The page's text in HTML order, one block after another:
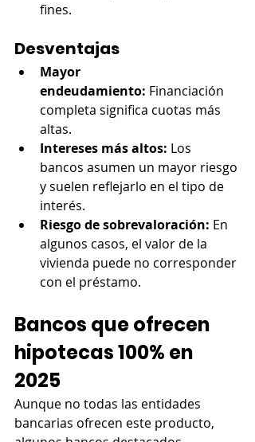
fines.
Desventajas
Mayor
endeudamiento: Financiación
completa significa cuotas más
altas.
Intereses más altos: Los
bancos asumen un mayor riesgo
y suelen reflejarlo en el tipo de
interés.
Riesgo de sobrevaloración: En
algunos casos, el valor de la
vivienda puede no corresponder
con el préstamo.
Bancos que ofrecen
hipotecas 100% en
2025
Aunque no todas las entidades
bancarias ofrecen este producto,